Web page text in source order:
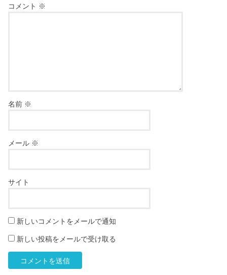
コメント ※
名前 ※
メール ※
サイト
新しいコメントをメールで通知
新しい投稿をメールで受け取る